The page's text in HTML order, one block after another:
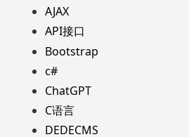
AJAX
API接口
Bootstrap
c#
ChatGPT
C语言
DEDECMS